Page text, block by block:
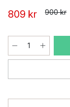
809 kr 900 kr